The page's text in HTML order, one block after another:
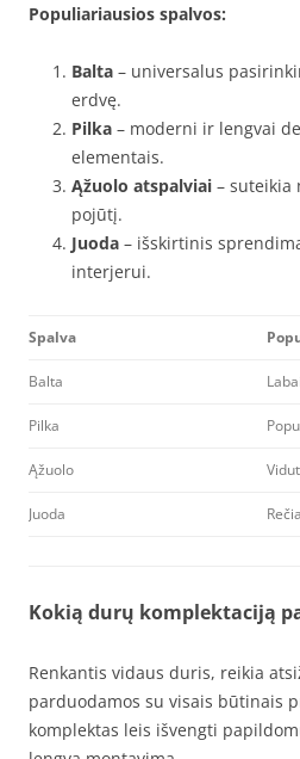
Populiariausios spalvos:
Balta – universalus
erdvę.
Pilka – moderni ir lengvai
elementais.
Ąžuolo atspalviai – suteikia
pojūtį.
Juoda – išskirtinis
interjerui.
Spalva
Balta
Pilka
Ąžuolo
Juoda
Kokią durų komplektaciją
Renkantis vidaus duris, reikia
parduodamos su visais būtinais
komplektas leis išvengti